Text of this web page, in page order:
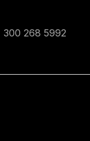
300 268 5992